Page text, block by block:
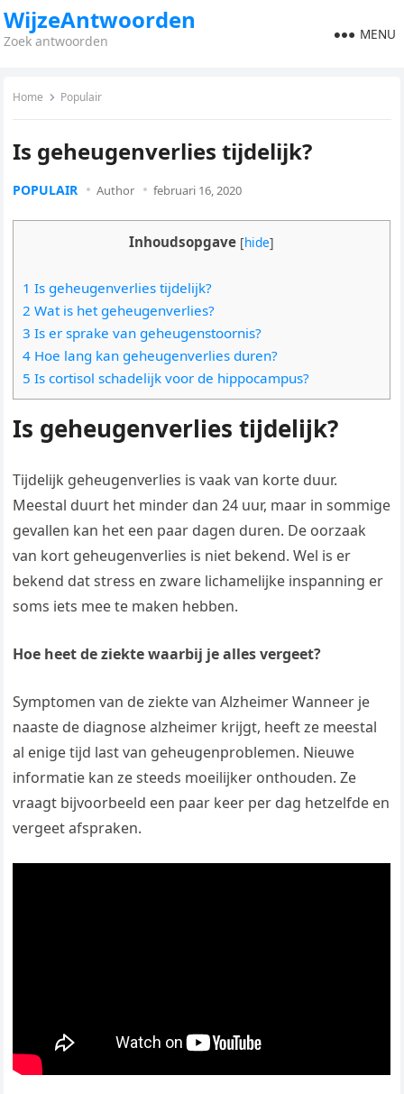
WijzeAntwoorden
Zoek antwoorden MENU
Home Populair
Is geheugenverlies tijdelijk?
POPULAIR Author februari 16, 2020
Inhoudsopgave [hide]
1 Is geheugenverlies tijdelijk?
2 Wat is het geheugenverlies?
3 Is er sprake van geheugenstoornis?
4 Hoe lang kan geheugenverlies duren?
5 Is cortisol schadelijk voor de hippocampus?
Is geheugenverlies tijdelijk?
Tijdelijk geheugenverlies is vaak van korte duur.
Meestal duurt het minder dan 24 uur, maar in sommige
gevallen kan het een paar dagen duren. De oorzaak
van kort geheugenverlies is niet bekend. Wel is er
bekend dat stress en zware lichamelijke inspanning er
soms iets mee te maken hebben.
Hoe heet de ziekte waarbij je alles vergeet?
Symptomen van de ziekte van Alzheimer Wanneer je
naaste de diagnose alzheimer krijgt, heeft ze meestal
al enige tijd last van geheugenproblemen. Nieuwe
informatie kan ze steeds moeilijker onthouden. Ze
vraagt bijvoorbeeld een paar keer per dag hetzelfde en
vergeet afspraken.